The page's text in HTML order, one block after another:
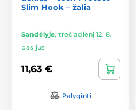
Slim Hook – žalia
Sandėlyje, trečiadienį 12. 8.
pas jus
11,63 €
Palyginti